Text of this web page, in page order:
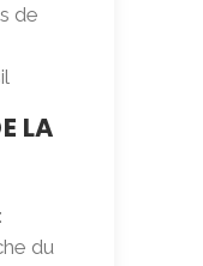
de
LA
:
du